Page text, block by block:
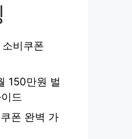
비쿠폰
150만원 벌
드
폰 완벽 가